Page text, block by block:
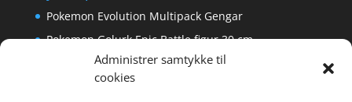
Administrer samtykke til
cookies
Pokemon Evolution Multipack Gengar
Pokemon Golurk Epic Battle figur 30 cm
Scalextric Digital -Easyfit Digital Plug
Care Bear Love-A-Lot ECO Bamse 36cm